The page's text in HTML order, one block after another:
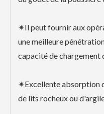
✴Il peut fournir aux
une meilleure
capacité de chargement
✴Excellente absorption
de lits rocheux ou